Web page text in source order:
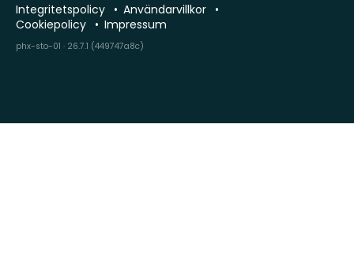
Integritetspolicy
Användarvillkor
Cookiepolicy
Impressum
phx-sto-01 · 26.7.1 (449747a8c)